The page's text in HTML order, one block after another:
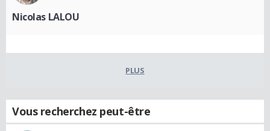
Nicolas LALOU
PLUS
Vous recherchez peut-être